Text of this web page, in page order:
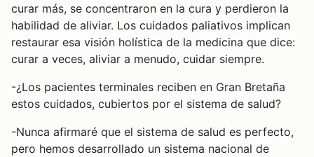
curar más, se concentraron en la cura y perdieron la
habilidad de aliviar. Los cuidados paliativos implican
restaurar esa visión holística de la medicina que dice:
curar a veces, aliviar a menudo, cuidar siempre.
-¿Los pacientes terminales reciben en Gran Bretaña
estos cuidados, cubiertos por el sistema de salud?
-Nunca afirmaré que el sistema de salud es perfecto,
pero hemos desarrollado un sistema nacional de